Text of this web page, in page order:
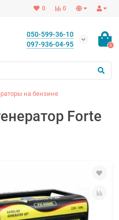
0
0
050-599-36-10
097-936-04-95
0
на бензине
Forte